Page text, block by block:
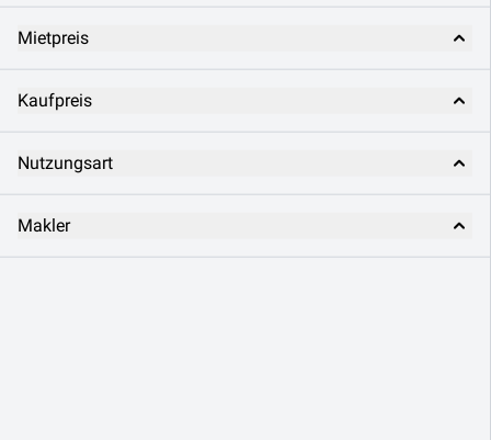
Mietpreis
Kaufpreis
Nutzungsart
Makler